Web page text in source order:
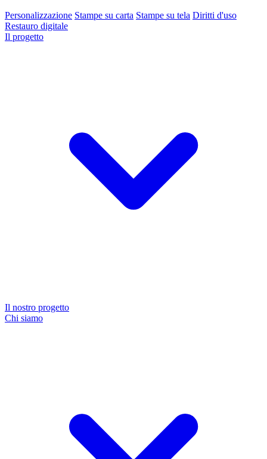
Personalizzazione Stampe su carta Stampe su tela Diritti d'uso
Restauro digitale
Il progetto
Il nostro progetto
Chi siamo